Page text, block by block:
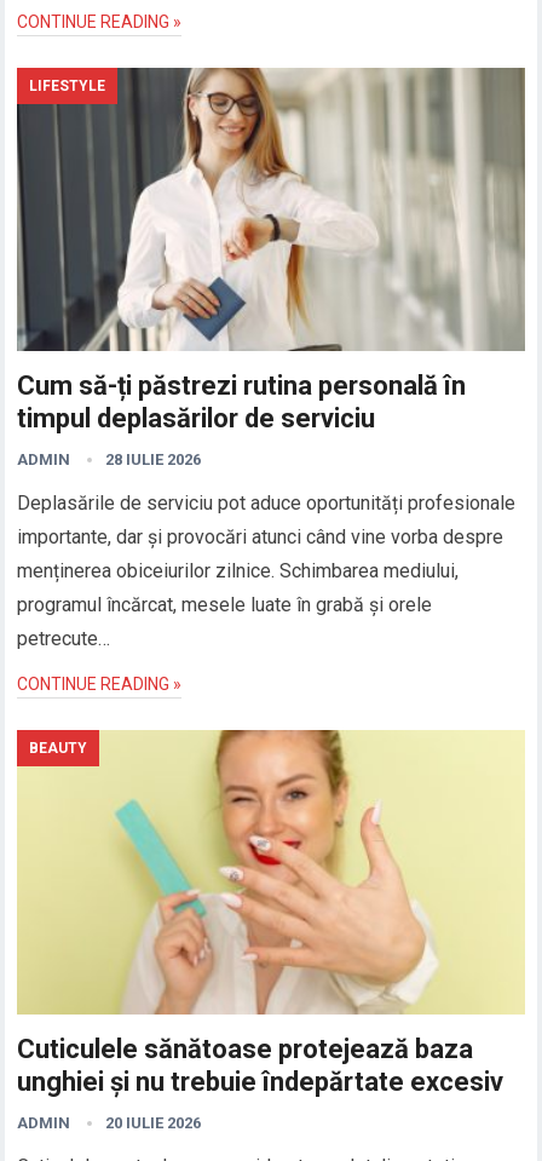
CONTINUE READING »
LIFESTYLE
Cum să-ți păstrezi rutina personală în
timpul deplasărilor de serviciu
ADMIN 28 IULIE 2026
Deplasările de serviciu pot aduce oportunități profesionale
importante, dar și provocări atunci când vine vorba despre
menținerea obiceiurilor zilnice. Schimbarea mediului,
programul încărcat, mesele luate în grabă și orele
petrecute…
CONTINUE READING »
BEAUTY
Cuticulele sănătoase protejează baza
unghiei și nu trebuie îndepărtate excesiv
ADMIN 20 IULIE 2026